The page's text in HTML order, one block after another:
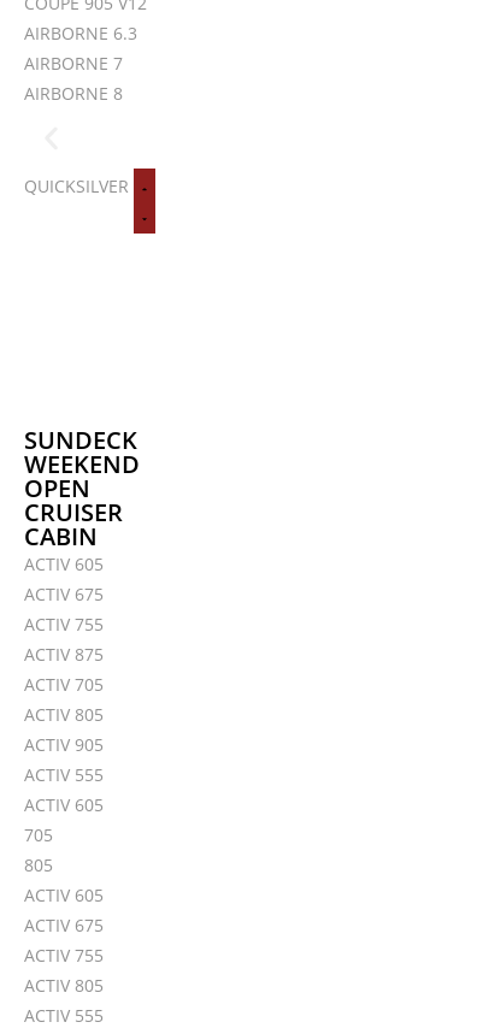
AIRBORNE 6.3
AIRBORNE 7
AIRBORNE 8
NORDKAPP AVANT
QUICKSILVER
SUNDECK
WEEKEND
OPEN
CRUISER
CABIN
ACTIV 605
ACTIV 675
ACTIV 755
ACTIV 875
ACTIV 705
ACTIV 805
ACTIV 905
ACTIV 555
ACTIV 605
705
805
ACTIV 605
ACTIV 675
ACTIV 755
ACTIV 805
ACTIV 555